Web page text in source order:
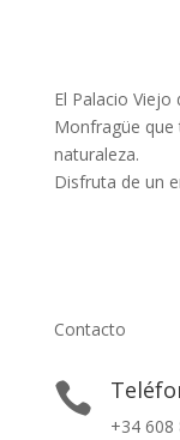
El Palacio
Monfragüe
naturaleza.
Disfruta de un
Contacto

+34 608